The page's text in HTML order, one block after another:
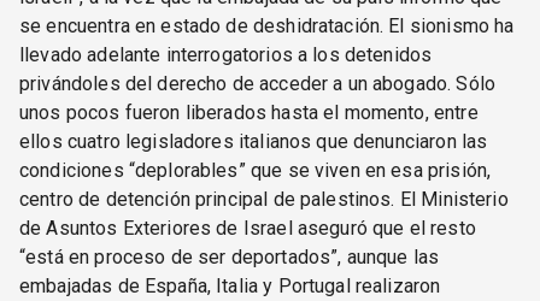
se encuentra en estado de deshidratación. El sionismo ha
llevado adelante interrogatorios a los detenidos
privándoles del derecho de acceder a un abogado. Sólo
unos pocos fueron liberados hasta el momento, entre
ellos cuatro legisladores italianos que denunciaron las
condiciones “deplorables” que se viven en esa prisión,
centro de detención principal de palestinos. El Ministerio
de Asuntos Exteriores de Israel aseguró que el resto
“está en proceso de ser deportados”, aunque las
embajadas de España, Italia y Portugal realizaron